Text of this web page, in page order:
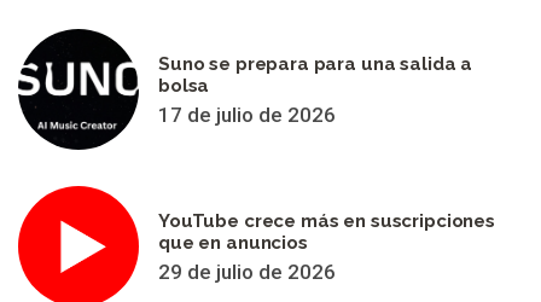
Suno se prepara para una salida a
bolsa
17 de julio de 2026
YouTube crece más en suscripciones
que en anuncios
29 de julio de 2026